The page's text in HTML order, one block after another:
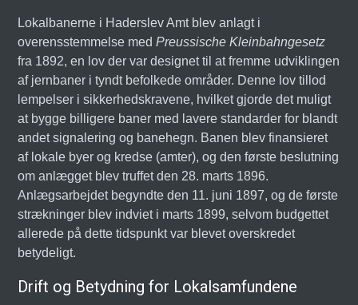
Lokalbanerne i Haderslev Amt blev anlagt i
overensstemmelse medPreussische Kleinbahngesetz
fra 1892, en lov der var designet til at fremme udviklingen
af jernbaner i tyndt befolkede områder. Denne lov tillod
lempelser i sikkerhedskravene, hvilket gjorde det muligt
at bygge billigere baner med lavere standarder for blandt
andet signalering og banehegn. Banen blev finansieret
af lokale byer og kredse (amter), og den første beslutning
om anlægget blev truffet den 28. marts 1896.
Anlægsarbejdet begyndte den 11. juni 1897, og de første
strækninger blev indviet i marts 1899, selvom budgettet
allerede på dette tidspunkt var blevet overskredet
betydeligt.
Drift og Betydning for Lokalsamfundene